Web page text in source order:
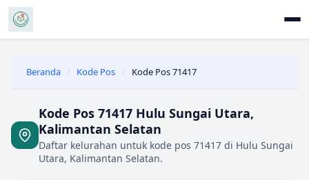
Beranda / Kode Pos / Kode Pos 71417
Kode Pos 71417 Hulu Sungai Utara,
Kalimantan Selatan
Daftar kelurahan untuk kode pos 71417 di Hulu Sungai
Utara, Kalimantan Selatan.